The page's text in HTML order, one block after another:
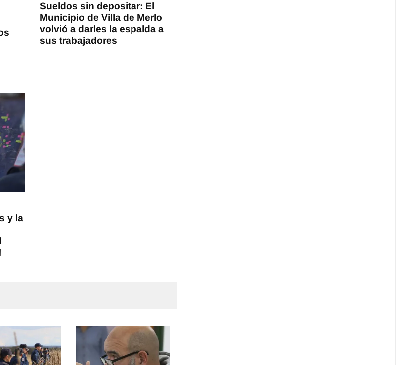
Sueldos sin depositar: El
Municipio de Villa de Merlo
volvió a darles la espalda a
sus trabajadores
y la